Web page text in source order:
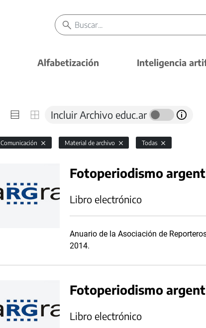
Alfabetización Inteligencia
Incluir Archivo educ.ar
Comunicación Material de archivo Todas
Fotoperiodismo
Libro electrónico
Anuario de la Asociación de
2014.
Fotoperiodismo
Libro electrónico